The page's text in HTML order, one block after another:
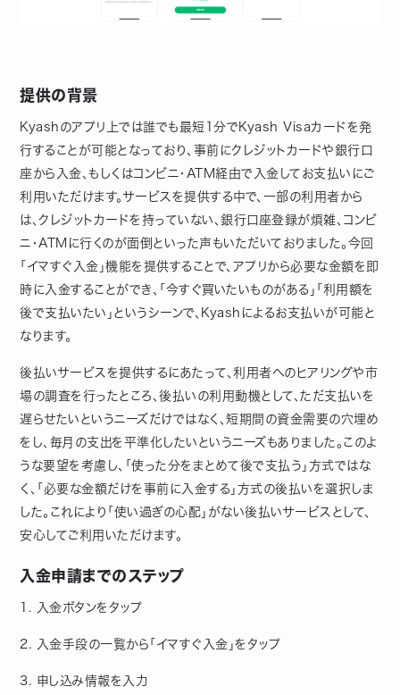
提供の背景
Kyashのアプリ上では誰でも最短1分でKyash Visaカードを発
行することが可能となっており、事前にクレジットカードや銀行口
座から入金、もしくはコンビニ・ATM経由で入金してお支払いにご
利用いただけます。サービスを提供する中で、一部の利用者から
は、クレジットカードを持っていない、銀行口座登録が煩雑、コンビ
ニ・ATMに行くのが面倒といった声もいただいておりました。今回
「イマすぐ入金」機能を提供することで、アプリから必要な金額を即
時に入金することができ、「今すぐ買いたいものがある」「利用額を
後で支払いたい」というシーンで、Kyashによるお支払いが可能と
なります。
後払いサービスを提供するにあたって、利用者へのヒアリングや市
場の調査を行ったところ、後払いの利用動機として、ただ支払いを
遅らせたいというニーズだけではなく、短期間の資金需要の穴埋め
をし、毎月の支出を平準化したいというニーズもありました。このよ
うな要望を考慮し、「使った分をまとめて後で支払う」方式ではな
く、「必要な金額だけを事前に入金する」方式の後払いを選択しま
した。これにより「使い過ぎの心配」がない後払いサービスとして、
安心してご利用いただけます。
入金申請までのステップ
1. 入金ボタンをタップ
2. 入金手段の一覧から「イマすぐ入金」をタップ
3. 申し込み情報を入力